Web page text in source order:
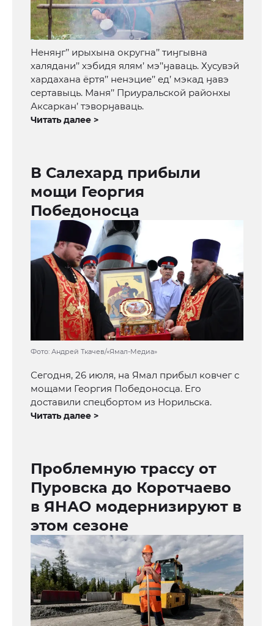
Неняӈг’’ ирыхына округна’’ тиӈгывна
халядани’’ хэбидя ялям’ мэ’’ӈаваць. Хусувэй
хардахана ёртя’’ ненэцие’’ ед’ мэкад ӈавэ
сертавыць. Маня’’ Приуральской районхы
Аксаркан’ тэворӈаваць.
Читать далее >
В Салехард прибыли
мощи Георгия
Победоносца
Фото: Андрей Ткачев/«Ямал-Медиа»
Сегодня, 26 июля, на Ямал прибыл ковчег с
мощами Георгия Победоносца. Его
доставили спецбортом из Норильска.
Читать далее >
Проблемную трассу от
Пуровска до Коротчаево
в ЯНАО модернизируют в
этом сезоне